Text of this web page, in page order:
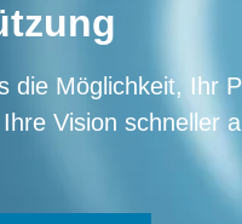
die Möglichkeit, Ihr
Vision schneller